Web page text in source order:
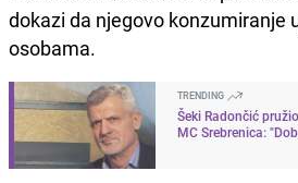
dokazi da njegovo konzumiranje
osobama.
TRENDING
Šeki Radončić
MC Srebrenica: